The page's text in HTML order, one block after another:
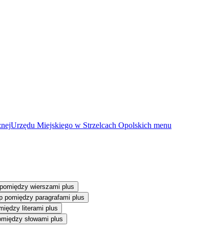
Urzędu Miejskiego w Strzelcach Opolskich menu
wierszami plus
pomiędzy paragrafami plus
literami plus
słowami plus